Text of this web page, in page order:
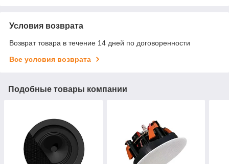
Условия возврата
Возврат товара в течение 14 дней по договоренности
Все условия возврата
Подобные товары компании